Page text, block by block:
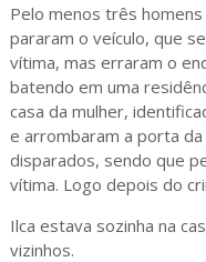
Pelo menos três
pararam o veículo, que
vítima, mas erraram o
batendo em uma
casa da mulher,
e arrombaram a porta
disparados, sendo que
vítima. Logo depois do
Ilca estava sozinha na
vizinhos.